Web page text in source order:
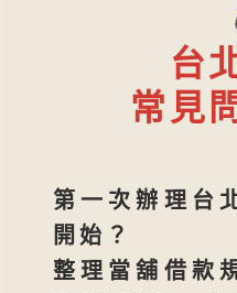
台
常見
第一次辦理台
開始？
整理當舖借款